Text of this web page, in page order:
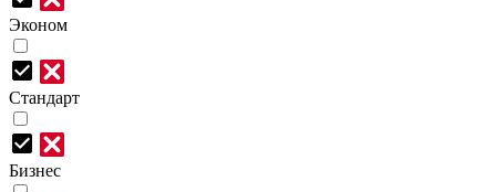
Эконом
Стандарт
Бизнес